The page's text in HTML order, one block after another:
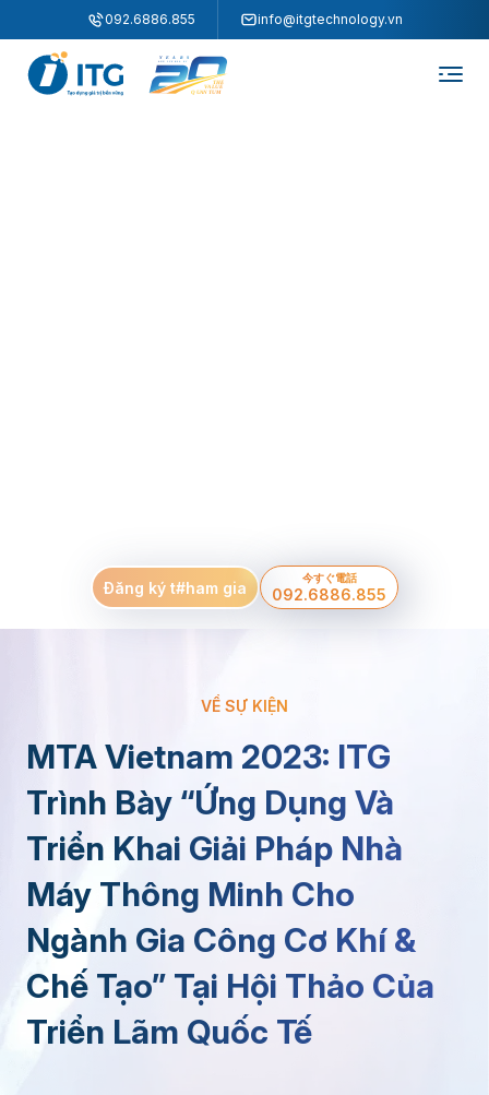
092.6886.855 info@itgtechnology.vn
Đăng ký t#ham gia
今すぐ電話
092.6886.855
VỀ SỰ KIỆN
MTA Vietnam 2023: ITG
Trình Bày “Ứng Dụng Và
Triển Khai Giải Pháp Nhà
Máy Thông Minh Cho
Ngành Gia Công Cơ Khí &
Chế Tạo” Tại Hội Thảo Của
Triển Lãm Quốc Tế